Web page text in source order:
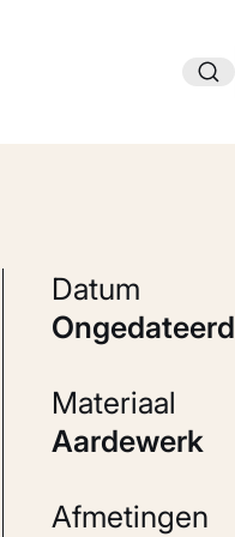
Datum
ongedateerd
Materiaal
Aardewerk
Afmetingen